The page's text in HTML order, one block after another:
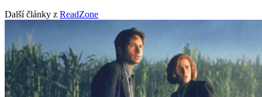
Další články z ReadZone